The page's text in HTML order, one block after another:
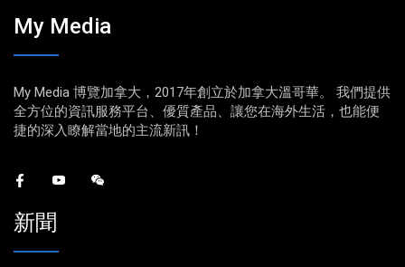
My Media
My Media 博覽加拿大，2017年創立於加拿大溫哥華。 我們提供
全方位的資訊服務平台、優質產品、讓您在海外生活，也能便
捷的深入瞭解當地的主流新訊！
新聞